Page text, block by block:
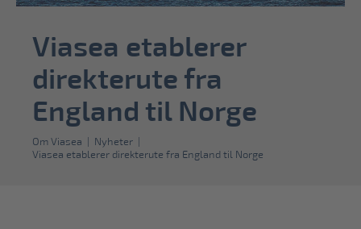
Viasea etablerer
direkterute fra
England til Norge
Om Viasea | Nyheter |
Viasea etablerer direkterute fra England til Norge